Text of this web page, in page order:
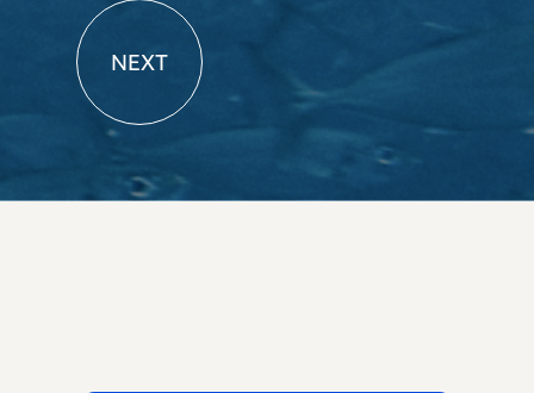
NEXT